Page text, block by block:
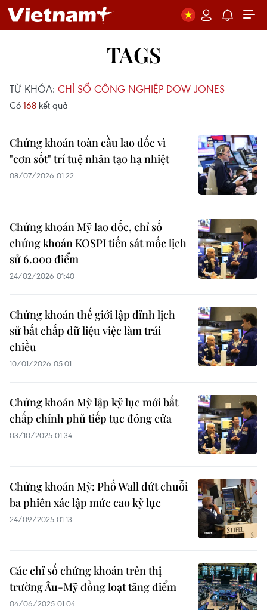
TAGS
TỪ KHÓA: CHỈ SỐ CÔNG NGHIỆP DOW JONES
Có 168 kết quả
Chứng khoán toàn cầu lao dốc vì
"cơn sốt" trí tuệ nhân tạo hạ nhiệt
08/07/2026 01:22
Chứng khoán Mỹ lao dốc, chỉ số
chứng khoán KOSPI tiến sát mốc lịch
sử 6.000 điểm
24/02/2026 01:40
Chứng khoán thế giới lập đỉnh lịch
sử bất chấp dữ liệu việc làm trái
chiều
10/01/2026 05:01
Chứng khoán Mỹ lập kỷ lục mới bất
chấp chính phủ tiếp tục đóng cửa
03/10/2025 01:34
Chứng khoán Mỹ: Phố Wall dứt chuỗi
ba phiên xác lập mức cao kỷ lục
24/09/2025 01:13
Các chỉ số chứng khoán trên thị
trường Âu-Mỹ đồng loạt tăng điểm
04/06/2025 01:04